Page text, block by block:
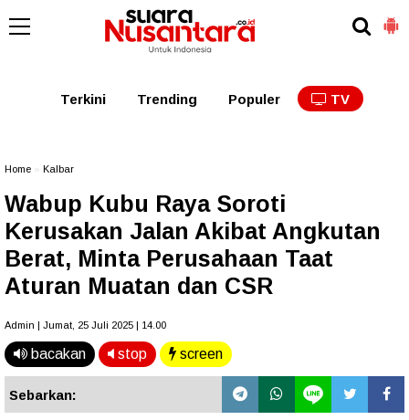
Kalbar Kalteng
Terkini Trending Populer TV
Home Kalbar
Wabup Kubu Raya Soroti
Kerusakan Jalan Akibat Angkutan
Berat, Minta Perusahaan Taat
Aturan Muatan dan CSR
Admin | Jumat, 25 Juli 2025 | 14.00
bacakan stop screen
Sebarkan: